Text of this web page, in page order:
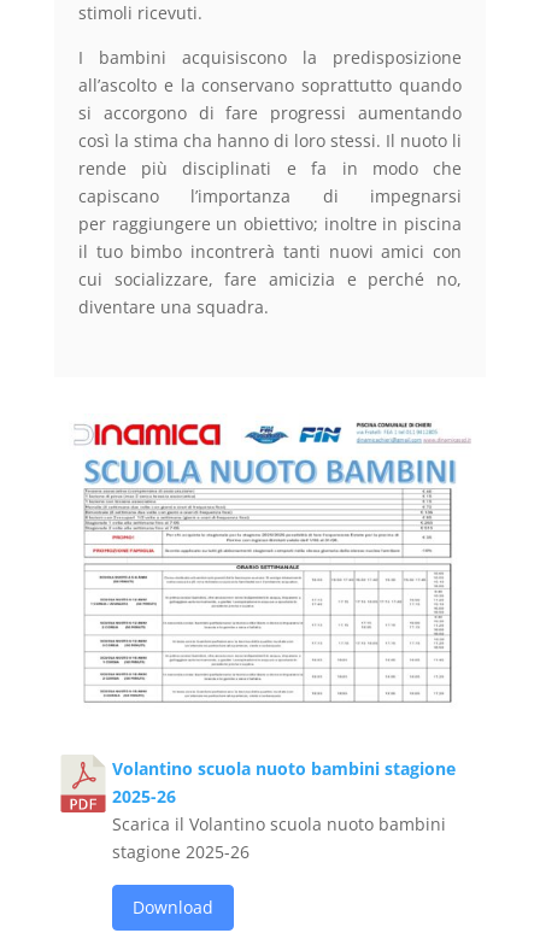
stimoli ricevuti.
I bambini acquisiscono la predisposizione
all’ascolto e la conservano soprattutto quando
si accorgono di fare progressi aumentando
così la stima cha hanno di loro stessi. Il nuoto li
rende più disciplinati e fa in modo che
capiscano l’importanza di impegnarsi
per raggiungere un obiettivo; inoltre in piscina
il tuo bimbo incontrerà tanti nuovi amici con
cui socializzare, fare amicizia e perché no,
diventare una squadra.
Volantino scuola nuoto bambini stagione
2025-26
Scarica il Volantino scuola nuoto bambini
stagione 2025-26
Download